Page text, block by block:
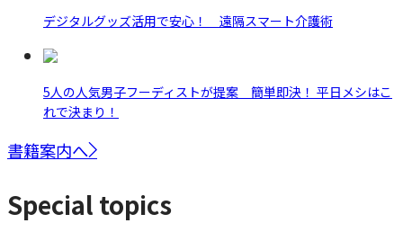
デジタルグッズ活用で安心！ 遠隔スマート介護術
5人の人気男子フーディストが提案 簡単即決！ 平日メシはこ
れで決まり！
書籍案内へ
Special topics